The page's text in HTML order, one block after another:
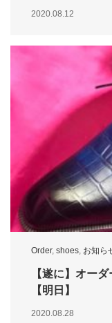
2020.08.12
Order, shoes, お知ら
【遂に】オー
【明日】
2020.08.28